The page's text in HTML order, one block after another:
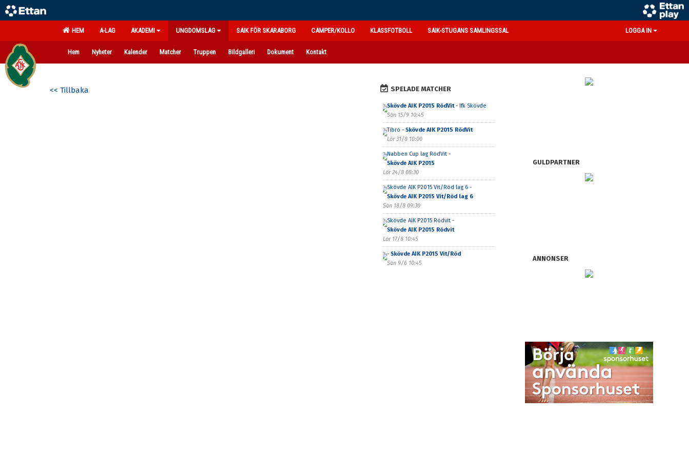
HEM A-LAG AKADEMI UNGDOMSLAG SAIK FÖR SKARABORG CAMPER/KOLLO KLASSFOTBOLL SAIK-STUGANS SAMLINGSSAL LOGGA IN
Hem Nyheter Kalender Matcher Truppen Bildgalleri Dokument Kontakt
<< Tillbaka SPELADE MATCHER
Skövde AIK P2015 RödVit- Ifk Skövde
Sön 15/9 10:45
Tibro - Skövde AIK P2015 RödVit
Lör 31/8 10:00
Nabben Cup lag RödVit -
Skövde AIK P2015
Lör 24/8 08:30
Skövde AIK P2015 Vit/Röd lag 6 -
Skövde AIK P2015 Vit/Röd lag 6
Sön 18/8 09:30
Skövde AIK P2015 Rödvit -
Skövde AIK P2015 Rödvit
Lör 17/8 10:45
- Skövde AIK P2015 Vit/Röd
Sön 9/6 10:45
GULDPARTNER
ANNONSER